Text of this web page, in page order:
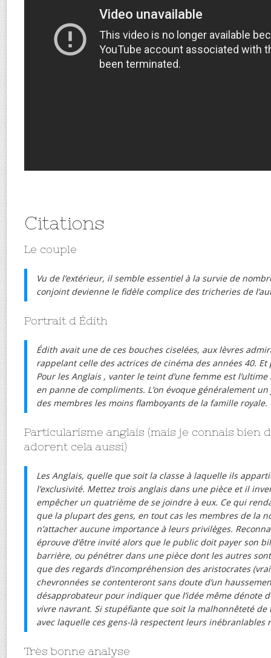
Citations
Le couple
Vu de l’extérieur, il semble essentiel à la survie de
conjoint devienne le fidèle complice des tricheries de
Portrait d Édith
Édith avait une de ces bouches ciselées, aux lèvres
rappelant celle des actrices de cinéma des années 40.
Pour les Anglais , vanter le teint d’une femme est l’ultime
en panne de compliments. L’on évoque généralement
des membres les moins flamboyants de la famille royale.
Particularisme anglais (mais je connais bien
adorent cela aussi)
Les Anglais, quelle que soit la classe à laquelle ils
l’exclusivité. Mettez trois anglais dans une pièce et il
empêcher un quatrième de se joindre à eux. Ce qui
que la plupart des gens, en tout cas les membres de la
n’attacher aucune importance à leurs privilèges.
éprouve d’être invité alors que le public doit payer son
barrière, ou pénétrer dans une pièce dont les autres
que des regards d’incompréhension des aristocrates
chevronnées se contenteront sans doute d’un
désapprobateur pour indiquer que l’idée même dénote
vivre navrant. Si stupéfiante que soit la malhonnêteté
avec laquelle ces gens-là respectent leurs inébranlables
Très bonne analyse